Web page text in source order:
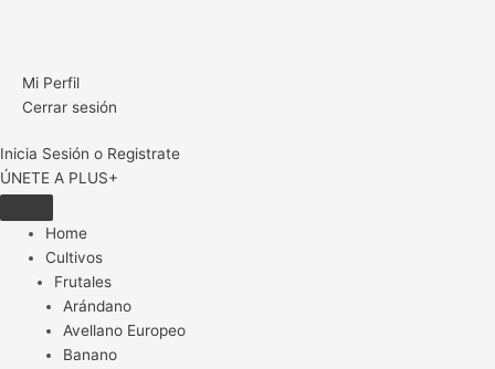
Mi Perfil
Cerrar sesión
Inicia Sesión o Registrate
ÚNETE A PLUS+
Home
Cultivos
Frutales
Arándano
Avellano Europeo
Banano